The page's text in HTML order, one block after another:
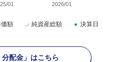
01 2026/01
額 純資産総額 決算日
分配金」はこちら